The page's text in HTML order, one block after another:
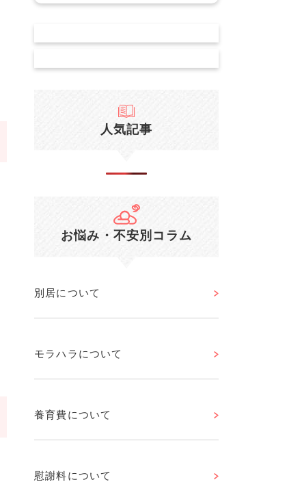
人気記事
お悩み・不安別コラム
別居について
モラハラについて
養育費について
慰謝料について